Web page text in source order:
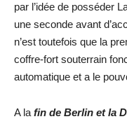
par l’idée de posséder
une seconde avant
n’est toutefois que la
coffre-fort souterrain
automatique et a le
A la fin de Berlin et la